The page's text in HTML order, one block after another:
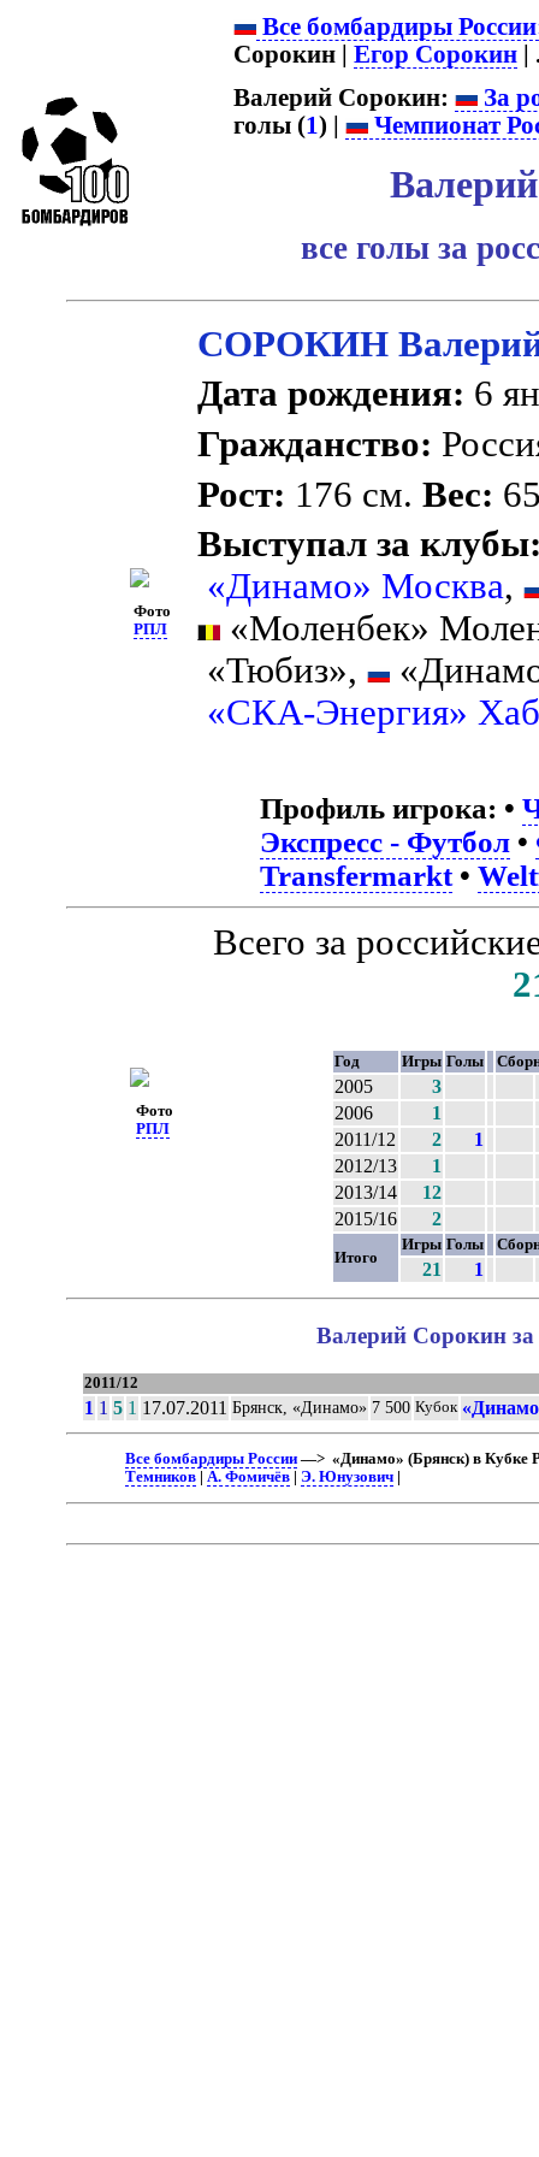
Все бомбардиры
Сорокин | Егор Сорокин|
Валерий Сорокин:
За
голы (1) | Чемпионат
все голы за
Фото
РПЛ
СОРОКИН
Дата рождения: 6
Гражданство:
Рост: 176 см.Вес:
Выступал за
«Динамо» Москва,
«Моленбек»
«Тюбиз»,
«СКА-Энергия»
Профиль игрока: •
Экспресс - Футбол•
Transfermarkt•
Фото
РПЛ
Всего за
Год Игры Голы
2005
3
2006
1
2011/12
2
1
2012/13
1
2013/14
12
2015/16
2
Итого
Игры Голы
21 1
Валерий Сорокин
2011/12
1 1 5 1 17.07.2011 Брянск, «Динамо» 7 500 Кубок
Все бомбардиры России —> «Динамо» (Брянск) в Кубке
Темников |А. Фомичёв Э. Юнузович